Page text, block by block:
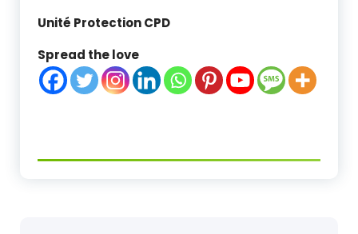
Unité Protection CPD
Spread the love